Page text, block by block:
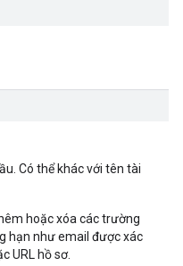
Có thể khác với tên tài
hoặc xóa các trường
hạn như email được xác
URL hồ sơ.